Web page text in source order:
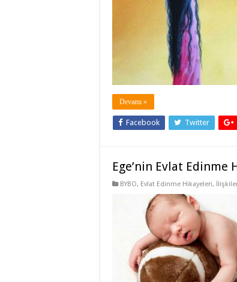
Devamı »
Facebook Twitter
Ege’nin Evlat
BYBO, Evlat Edinme Hikayeleri,